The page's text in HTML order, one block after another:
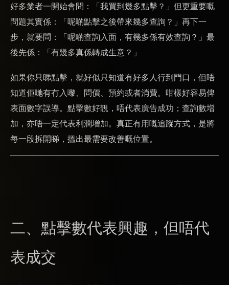
好多業者一開始會問：「我買到幾多點擊？」但更重要嘅
問題其實係：「呢啲點擊之後帶來幾多查詢？」再下一
步，就要問：「呢啲查詢入面，有幾多係有效查詢？」最
後先係：「有幾多真係轉成生意？」
如果你只睇點擊，就好似只知道有好多人行到門口，但唔
知道佢哋有冇入嚟、問價、預約或者消費。咁樣好容易俾
表面數字誤導。點擊數好靚，唔代表廣告成功；查詢數增
加，亦唔一定代表利潤增加。真正有用嘅追蹤方式，是將
每一段拆開睇，搵出最需要改善嘅位置。
二、點擊數代表興趣，但唔代
表成交